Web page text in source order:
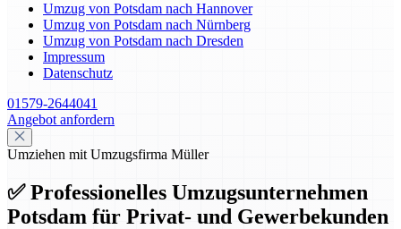
Umzug von Potsdam nach Hannover
Umzug von Potsdam nach Nürnberg
Umzug von Potsdam nach Dresden
Impressum
Datenschutz
01579-2644041
Angebot anfordern
Umziehen mit Umzugsfirma Müller
✅ Professionelles Umzugsunternehmen
Potsdam für Privat- und Gewerbekunden